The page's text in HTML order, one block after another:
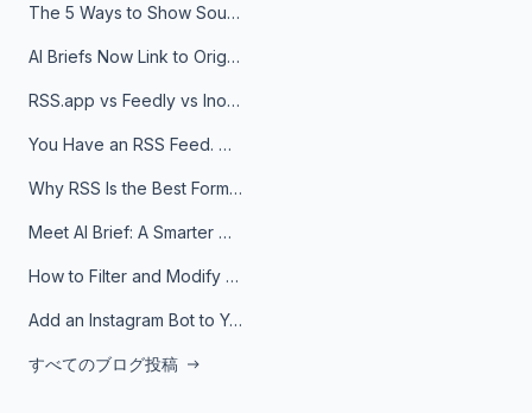
The 5 Ways to Show Sources in Your AI Brief, And When to Use Each
AI Briefs Now Link to Original Sources. Here's Why It Matters
RSS.app vs Feedly vs Inoreader: Which One Is Actually Right for You?
You Have an RSS Feed. Now What?
Why RSS Is the Best Format for AI Agents in 2026
Meet AI Brief: A Smarter Way to Stay on Top of Information
How to Filter and Modify RSS Feeds
Add an Instagram Bot to Your Telegram Channel, Group, or Topic
すべてのブログ投稿